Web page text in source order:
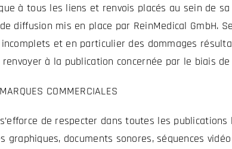
à tous les liens et renvois placés au sein de
diffusion mis en place par ReinMedical GmbH.
et en particulier des dommages
à la publication concernée par le biais
COMMERCIALES
de respecter dans toutes les
graphiques, documents sonores, séquences